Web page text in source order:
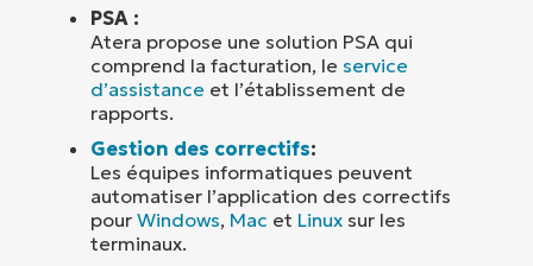
PSA :
Atera propose une solution PSA qui
comprend la facturation, le service
d’assistance et l’établissement de
rapports.
Gestion des correctifs:
Les équipes informatiques peuvent
automatiser l’application des correctifs
pour Windows, Mac et Linux sur les
terminaux.